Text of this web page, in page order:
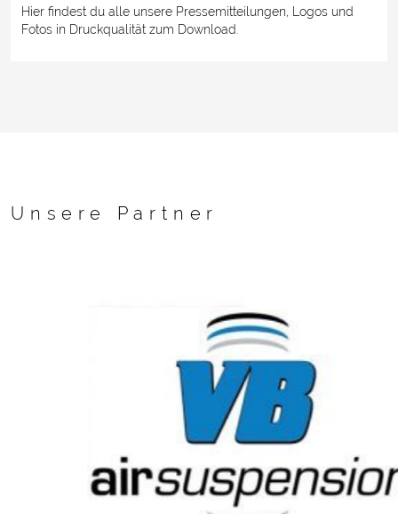
Hier findest du alle unsere Pressemitteilungen, Logos und
Fotos in Druckqualität zum Download.
Unsere Partner